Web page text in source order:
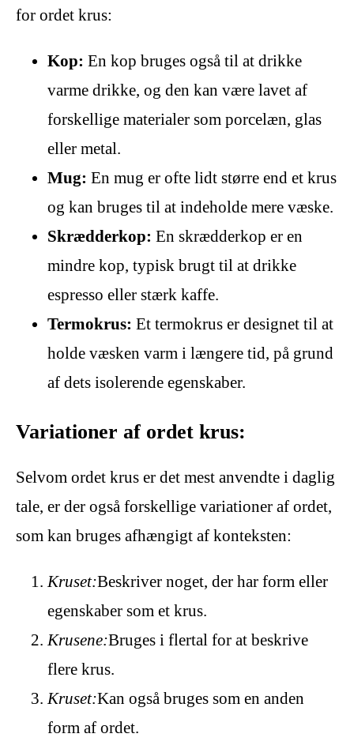
for ordet krus:
Kop: En kop bruges også til at drikke
varme drikke, og den kan være lavet af
forskellige materialer som porcelæn, glas
eller metal.
Mug: En mug er ofte lidt større end et krus
og kan bruges til at indeholde mere væske.
Skrædderkop: En skrædderkop er en
mindre kop, typisk brugt til at drikke
espresso eller stærk kaffe.
Termokrus: Et termokrus er designet til at
holde væsken varm i længere tid, på grund
af dets isolerende egenskaber.
Variationer af ordet krus:
Selvom ordet krus er det mest anvendte i daglig
tale, er der også forskellige variationer af ordet,
som kan bruges afhængigt af konteksten:
Kruset:Beskriver noget, der har form eller
egenskaber som et krus.
Krusene:Bruges i flertal for at beskrive
flere krus.
Kruset:Kan også bruges som en anden
form af ordet.